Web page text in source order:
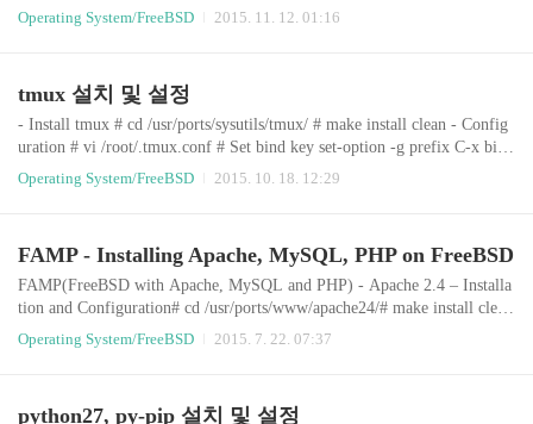
Operating System/FreeBSD
2015. 11. 12. 01:16
tmux 설치 및 설정
- Install tmux # cd /usr/ports/sysutils/tmux/ # make install clean - Config
uration # vi /root/.tmux.conf # Set bind key set-option -g prefix C-x bind
-key C-x last-window (이미 Ctrl+x가 있을 경우 한 번 더 입력해주면
사용 가능) # Set status bar set -g status-bg black set -g status-fg white se
Operating System/FreeBSD 2015. 10. 18. 12:29
FAMP - Installing Apache, MySQL, PHP on FreeBSD
FAMP(FreeBSD with Apache, MySQL and PHP) - Apache 2.4 – Installa
tion and Configuration# cd /usr/ports/www/apache24/# make install clean
Create a file named /boot/loader.conf or edit it if it is already present and
add the following line:accf_http_load="YES" # vi /usr/local/etc/apache2
Operating System/FreeBSD 2015. 7. 22. 07:37
python27, py-pip 설치 및 설정